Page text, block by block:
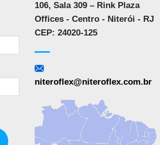
106, Sala 309 – Rink Plaza
Offices - Centro - Niterói - RJ
CEP: 24020-125
niteroflex@niteroflex.com.br